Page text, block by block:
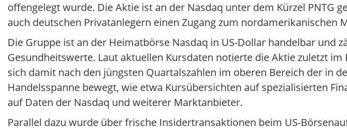
offengelegt wurde. Die Aktie ist an der Nasdaq unter dem Kürzel PNTG
auch deutschen Privatanlegern einen Zugang zum nordamerikanischen
Die Gruppe ist an der Heimatbörse Nasdaq in US-Dollar handelbar und
Gesundheitswerte. Laut aktuellen Kursdaten notierte die Aktie zuletzt
sich damit nach den jüngsten Quartalszahlen im oberen Bereich der in
Handelsspanne bewegt, wie etwa Kursübersichten auf spezialisierten
auf Daten der Nasdaq und weiterer Marktanbieter.
Parallel dazu wurde über frische Insidertransaktionen beim US-